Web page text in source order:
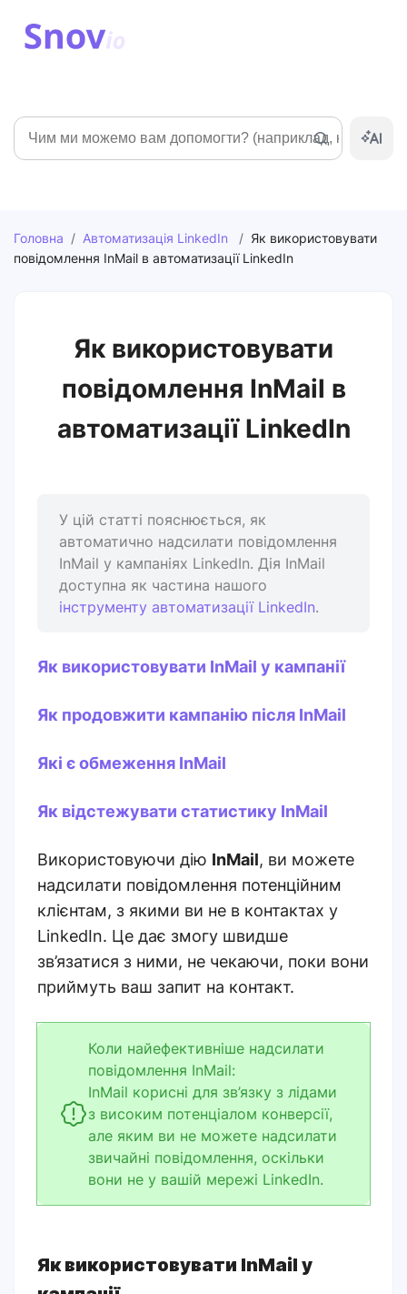
Пошук
Головна / Автоматизація LinkedIn / Як використовувати
повідомлення InMail в автоматизації LinkedIn
Як використовувати
повідомлення InMail в
автоматизації LinkedIn
У цій статті пояснюється, як
автоматично надсилати повідомлення
InMail у кампаніях LinkedIn. Дія InMail
доступна як частина нашого
інструменту автоматизації LinkedIn.
Як використовувати InMail у кампанії
Як продовжити кампанію після InMail
Які є обмеження InMail
Як відстежувати статистику InMail
Використовуючи дію InMail, ви можете
надсилати повідомлення потенційним
клієнтам, з якими ви не в контактах у
LinkedIn. Це дає змогу швидше
зв’язатися з ними, не чекаючи, поки вони
приймуть ваш запит на контакт.
Коли найефективніше надсилати
повідомлення InMail:
InMail корисні для зв’язку з лідами
з високим потенціалом конверсії,
але яким ви не можете надсилати
звичайні повідомлення, оскільки
вони не у вашій мережі LinkedIn.
Як використовувати InMail у